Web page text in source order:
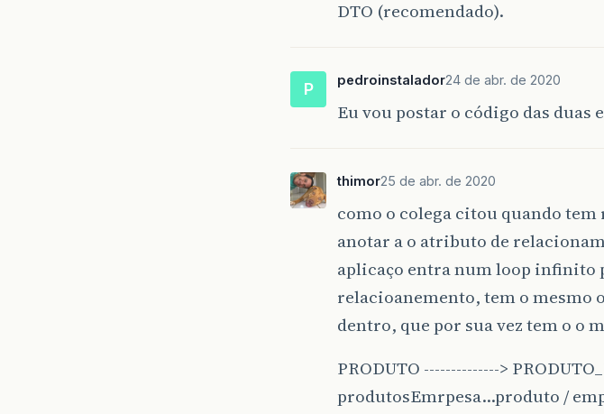
DTO (recomendado).
P pedroinstalador24 de abr. de 2020
Eu vou postar o código das duas
thimor25 de abr. de 2020
como o colega citou quando
anotar a o atributo de
aplicaço entra num loop infinito
relacioanemento, tem o mesmo
dentro, que por sua vez tem o o
PRODUTO -------------->
produtosEmrpesa…produto /